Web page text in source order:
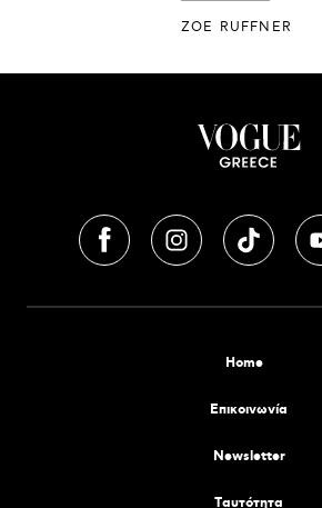
ZOE RUFFNER
Home
Επικοινωνία
Newsletter
Tαυτότητα